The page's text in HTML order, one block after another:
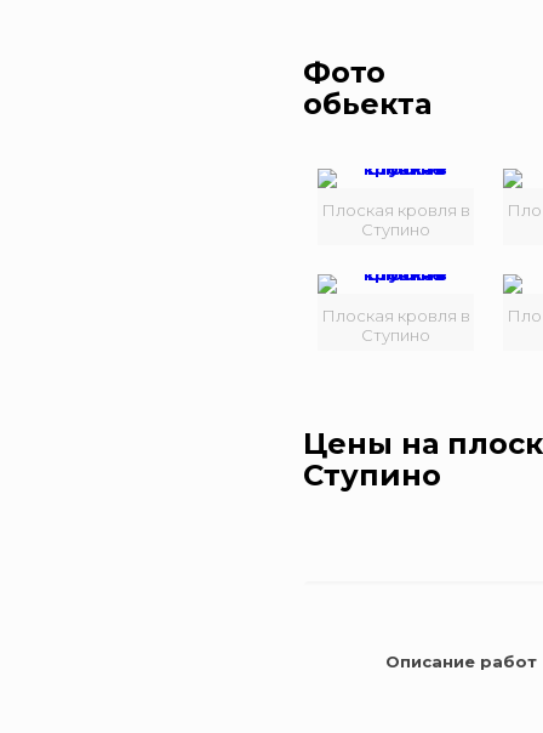
Фото
обьекта
Плоская кровля в
Ступино
Плоская кровля в
Ступино
Цены на
Ступино
Описание работ